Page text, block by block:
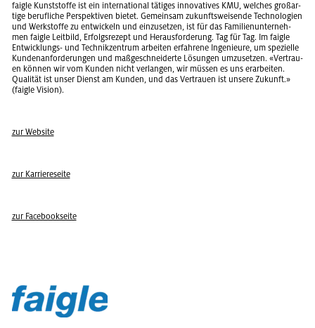
faig­le Kunst­stof­fe ist ein in­ter­na­tio­nal tä­ti­ges in­no­va­ti­ves KMU, wel­ches gro­ß­ar­
ti­ge be­ruf­li­che Per­spek­ti­ven bie­tet. Ge­mein­sam zu­kunfts­wei­sen­de Tech­no­lo­gi­en
und Werk­stof­fe zu ent­wi­ckeln und ein­zu­set­zen, ist für das Fa­mi­li­en­un­ter­neh­
men faig­le Leit­bild, Er­folgs­re­zept und Her­aus­for­de­rung. Tag für Tag. Im faig­le
Ent­wick­lungs- und Tech­nik­zen­trum ar­bei­ten er­fah­re­ne In­ge­nieu­re, um spe­zi­el­le
Kun­den­an­for­de­run­gen und ma­ß­ge­schnei­der­te Lö­sun­gen um­zu­set­zen. «Ver­trau­
en kön­nen wir vom Kun­den nicht ver­lan­gen, wir müs­sen es uns er­ar­bei­ten.
Qua­li­tät ist unser Dienst am Kun­den, und das Ver­trau­en ist un­se­re Zu­kunft.»
(faig­le Vi­si­on).
zur Web­site
zur Kar­rie­re­sei­te
zur Face­book­sei­te